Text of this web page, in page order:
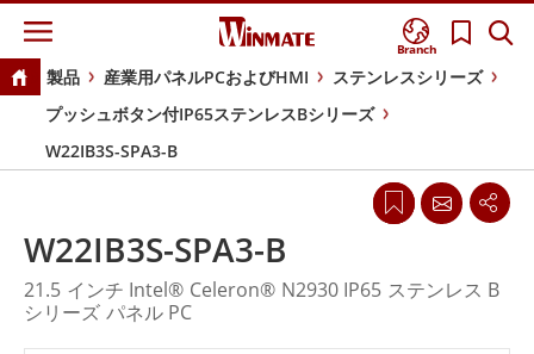
Branch
製品 産業用パネルPCおよびHMI
ステンレスシリーズ
プッシュボタン付IP65ステンレスBシリーズ
W22IB3S-SPA3-B
W22IB3S-SPA3-B
21.5 インチ Intel® Celeron® N2930 IP65 ステンレス B
シリーズ パネル PC